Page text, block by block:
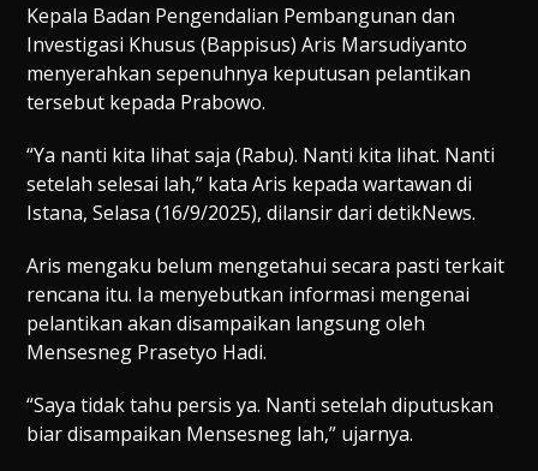
Kepala Badan Pengendalian Pembangunan dan
Investigasi Khusus (Bappisus) Aris Marsudiyanto
menyerahkan sepenuhnya keputusan pelantikan
tersebut kepada Prabowo.
“Ya nanti kita lihat saja (Rabu). Nanti kita lihat. Nanti
setelah selesai lah,” kata Aris kepada wartawan di
Istana, Selasa (16/9/2025), dilansir dari detikNews.
Aris mengaku belum mengetahui secara pasti terkait
rencana itu. Ia menyebutkan informasi mengenai
pelantikan akan disampaikan langsung oleh
Mensesneg Prasetyo Hadi.
“Saya tidak tahu persis ya. Nanti setelah diputuskan
biar disampaikan Mensesneg lah,” ujarnya.